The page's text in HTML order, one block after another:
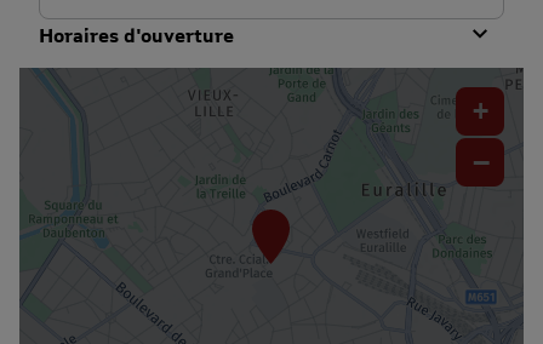
Horaires d'ouverture
+
−